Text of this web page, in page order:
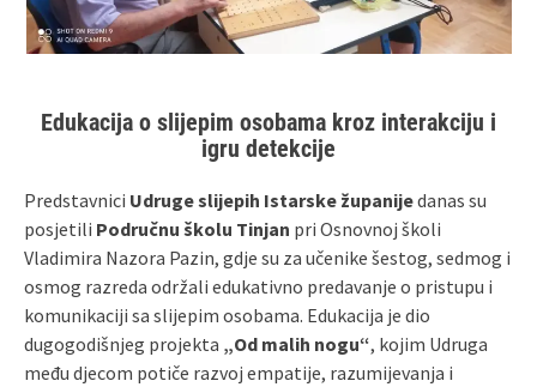
Edukacija o slijepim osobama kroz interakciju i
igru detekcije
Predstavnici Udruge slijepih Istarske županijedanas su
posjetili Područnu školu Tinjan pri Osnovnoj školi
Vladimira Nazora Pazin, gdje su za učenike šestog, sedmog i
osmog razreda održali edukativno predavanje o pristupu i
komunikaciji sa slijepim osobama. Edukacija je dio
dugogodišnjeg projekta „Od malih nogu“, kojim Udruga
među djecom potiče razvoj empatije, razumijevanja i